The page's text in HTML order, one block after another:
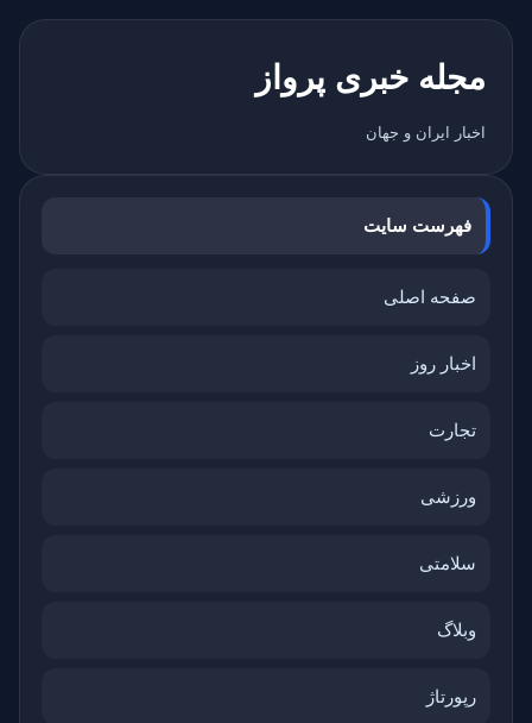
مجله خبری پرواز
اخبار ایران و جهان
فهرست سایت
صفحه اصلی
اخبار روز
تجارت
ورزشی
سلامتی
وبلاگ
رپورتاژ